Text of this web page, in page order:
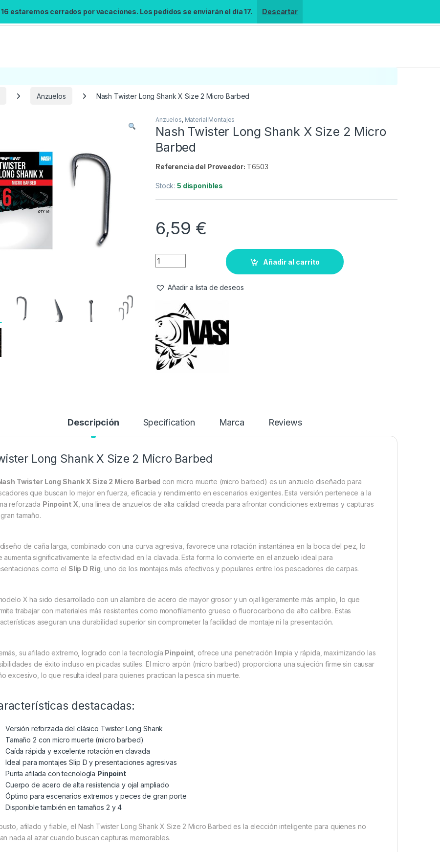
estaremos cerrados por vacaciones. Los pedidos se enviarán el día 17. Descartar
Búsqueda no disponible
No se pudo cargar el widget de búsqueda.
Reintentar
Anzuelos Nash Twister Long Shank X Size 2 Micro Barbed
Anzuelos, Material Montajes
Nash Twister Long Shank X Size 2 Micro
Barbed
Referencia del Proveedor: T6503
Stock:5 disponibles
6,59 €
Añadir al carrito
Añadir a lista de deseos
Descripción Specification Marca Reviews
Long Shank X Size 2 Micro Barbed
Twister Long Shank X Size 2 Micro Barbed con micro muerte (micro barbed) es un anzuelo diseñado para
que buscan lo mejor en fuerza, eficacia y rendimiento en escenarios exigentes. Esta versión pertenece a la
reforzada Pinpoint X , una línea de anzuelos de alta calidad creada para afrontar condiciones extremas y capturas
tamaño.
de caña larga, combinado con una curva agresiva, favorece una rotación instantánea en la boca del pez, lo
aumenta significativamente la efectividad en la clavada. Esta forma lo convierte en el anzuelo ideal para
como el Slip D Rig , uno de los montajes más efectivos y populares entre los pescadores de carpas.
X ha sido desarrollado con un alambre de acero de mayor grosor y un ojal ligeramente más amplio, lo que
trabajar con materiales más resistentes como monofilamento grueso o fluorocarbono de alto calibre. Estas
aseguran una durabilidad superior sin comprometer la facilidad de montaje ni la presentación.
su afilado extremo, logrado con la tecnología Pinpoint , ofrece una penetración limpia y rápida, maximizando las
de éxito incluso en picadas sutiles. El micro arpón (micro barbed) proporciona una sujeción firme sin causar
excesivo, lo que resulta ideal para quienes practican la pesca sin muerte.
destacadas:
Versión reforzada del clásico Twister Long Shank
Tamaño 2 con micro muerte (micro barbed)
Caída rápida y excelente rotación en clavada
Ideal para montajes Slip D y presentaciones agresivas
Punta afilada con tecnología Pinpoint
Cuerpo de acero de alta resistencia y ojal ampliado
Óptimo para escenarios extremos y peces de gran porte
Disponible también en tamaños 2 y 4
afilado y fiable, el Nash Twister Long Shank X Size 2 Micro Barbed es la elección inteligente para quienes no
nada al azar cuando buscan capturas memorables.